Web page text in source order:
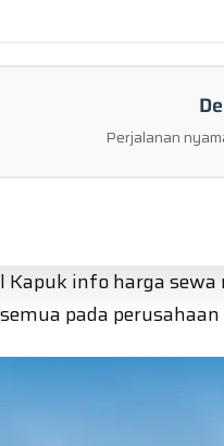
Perjalanan
Kapuk info harga
pada